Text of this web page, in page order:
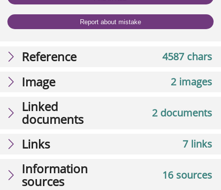
Report about mistake
4587 chars
Reference
2 images
Image
2 documents
Linked
documents
7 links
Links
16 sources
Information
sources